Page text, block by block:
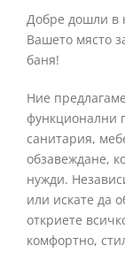
Добре дошли в
Вашето място
баня!
Ние
функционални
санитария,
обзавеждане,
нужди.
или искате да
откриете
комфортно,